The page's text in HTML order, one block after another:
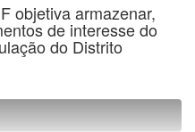
objetiva armazenar,
de interesse do
do Distrito